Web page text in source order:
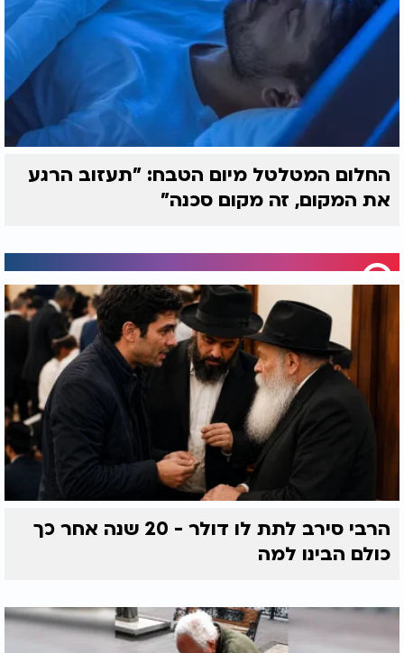
החלום המטלטל מיום הטבח: "תעזוב הרגע
את המקום, זה מקום סכנה"
הרבי סירב לתת לו דולר - 20 שנה אחר כך
כולם הבינו למה